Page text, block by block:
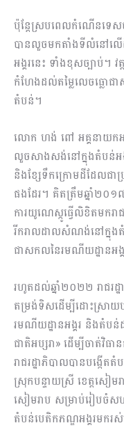
ប៉ុន្តែស្របពេលកំណើនទេ
បានលួចមកតាំងទីលំនៅលើ
អង្គរនេះ ទាំងខុសច្បាប់។ វ
កំហែងដល់តម្លៃលេចធ្លោ
តំបន់។
លោក ហង់ ពៅ អគ្គនាយកអា
លួចសាងសង់នៅក្នុងតំបន់អង្
និងខ្សែទឹកក្រោមដីដែលជា
ផងដែរ។ គិតត្រឹមឆ្នាំ២០
ការយូណេស្កូធ្វើលិខិតមករា
រីករាលដាលសំណង់នៅក្នុងតំ
ជាសកលនៃរមណីយដ្ឋានអង្
រហូតដល់ឆ្នាំ២០២២ រាជរដ្ឋ
តម្រង់ទិសដើម្បីដោះស្រា
រមណីយដ្ឋានអង្គរ និងតំបន់
ជាតិអប្សរា» ដើម្បីចាត់វិ
រាជរដ្ឋាភិបាលបានបង្ក
ស្រុកបន្ទាយស្រី ខេត្តសៀម
សៀមរាប សម្រាប់រៀបចំសហ
តំបន់បេតិកភណ្ឌអង្គរមករស់